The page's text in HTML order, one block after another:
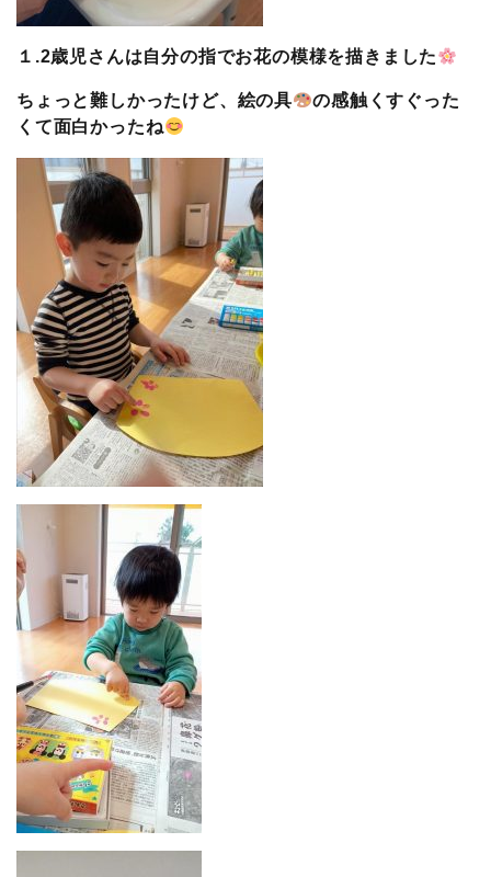
１.2歳児さんは自分の指でお花の模様を描きました
ちょっと難しかったけど、絵の具
の感触くすぐった
くて面白かったね